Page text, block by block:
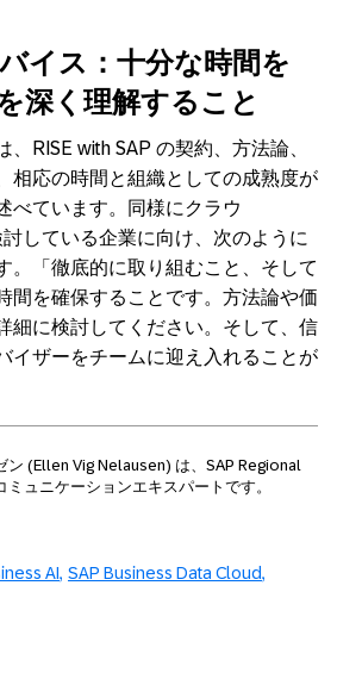
イス：十分な時間を
深く理解すること
、 RISE with SAP の契約、方法論、
相応の時間と組織としての成熟度が
べています。同様にクラウ
している企業に向け、次のように
。「徹底的に取り組むこと、そして
間を確保することです。方法論や価
細に検討してください。そして、信
イザーをチームに迎え入れることが
ン (Ellen Vig Nelausen) は、 SAP Regional
ミュニケーションエキスパートです。
AI SAP Business Data Cloud